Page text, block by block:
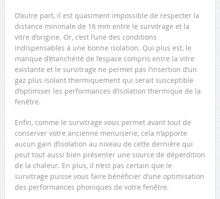
D’autre part, il est quasiment impossible de respecter la
distance minimale de 16 mm entre le survitrage et la
vitre d’origine. Or, c’est l’une des conditions
indispensables à une bonne isolation. Qui plus est, le
manque d’étanchéité de l’espace compris entre la vitre
existante et le survitrage ne permet pas l’insertion d’un
gaz plus isolant thermiquement qui serait susceptible
d’optimiser les performances d’isolation thermique de la
fenêtre.
Enfin, comme le survitrage vous permet avant tout de
conserver votre ancienne menuiserie, cela n’apporte
aucun gain d’isolation au niveau de cette dernière qui
peut tout aussi bien présenter une source de déperdition
de la chaleur. En plus, il n’est pas certain que le
survitrage puisse vous faire bénéficier d’une optimisation
des performances phoniques de votre fenêtre.